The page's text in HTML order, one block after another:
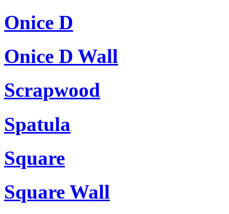
Onice D
Onice D Wall
Scrapwood
Spatula
Square
Square Wall